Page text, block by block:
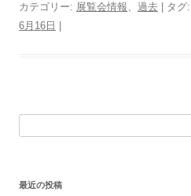
カテゴリー: 展覧会情報、 過去 | タグ:
6月16日
最近の投稿